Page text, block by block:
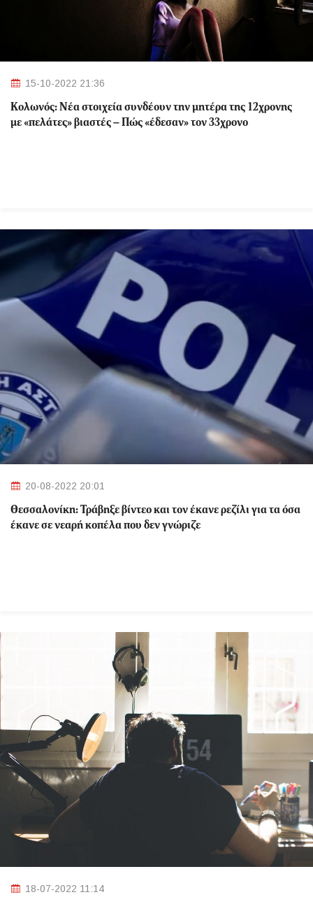
15-10-2022 21:36
Κολωνός: Νέα στοιχεία συνδέουν την μητέρα της 12χρονης
με «πελάτες» βιαστές – Πώς «έδεσαν» τον 33χρονο
20-08-2022 20:01
Θεσσαλονίκη: Τράβηξε βίντεο και τον έκανε ρεζίλι για τα όσα
έκανε σε νεαρή κοπέλα που δεν γνώριζε
18-07-2022 11:14